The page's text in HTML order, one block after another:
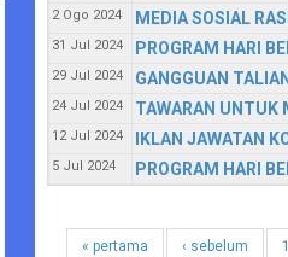
2 Ogo 2024 MEDIA SOSIAL
31 Jul 2024 PROGRAM HARI
29 Jul 2024 GANGGUAN
24 Jul 2024 TAWARAN UNTUK
12 Jul 2024 IKLAN JAWATAN
5 Jul 2024 PROGRAM HARI
« pertama ‹ sebelum 1